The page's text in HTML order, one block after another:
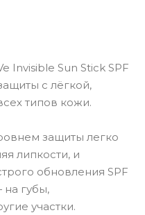
Invisible Sun Stick SPF
с лёгкой,
типов кожи.
защиты легко
липкости, и
обновления SPF
на губы,
участки.